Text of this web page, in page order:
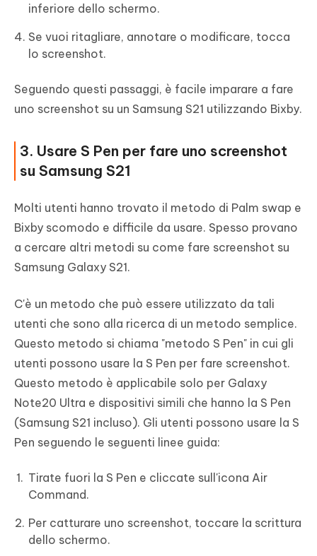
inferiore dello schermo.
Se vuoi ritagliare, annotare o modificare, tocca
lo screenshot.
Seguendo questi passaggi, è facile imparare a fare
uno screenshot su un Samsung S21 utilizzando Bixby.
3. Usare S Pen per fare uno screenshot
su Samsung S21
Molti utenti hanno trovato il metodo di Palm swap e
Bixby scomodo e difficile da usare. Spesso provano
a cercare altri metodi su come fare screenshot su
Samsung Galaxy S21.
C'è un metodo che può essere utilizzato da tali
utenti che sono alla ricerca di un metodo semplice.
Questo metodo si chiama "metodo S Pen" in cui gli
utenti possono usare la S Pen per fare screenshot.
Questo metodo è applicabile solo per Galaxy
Note20 Ultra e dispositivi simili che hanno la S Pen
(Samsung S21 incluso). Gli utenti possono usare la S
Pen seguendo le seguenti linee guida:
Tirate fuori la S Pen e cliccate sull'icona Air
Command.
Per catturare uno screenshot, toccare la scrittura
dello schermo.